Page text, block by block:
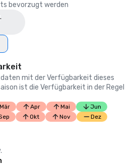
bevorzugt werden
mit der Verfügbarkeit dieses
ist die Verfügbarkeit in der Regel
Mär Apr Mai
Jun
Okt Nov Dez